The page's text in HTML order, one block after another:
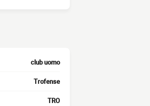
club uomo
Trofense
TRO